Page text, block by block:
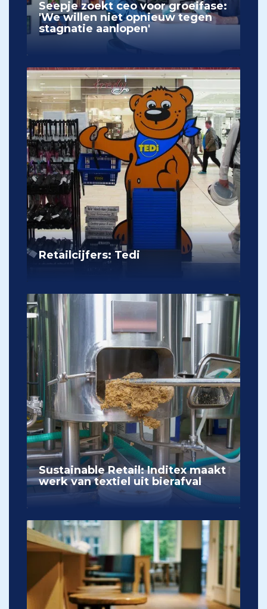
Seepje zoekt ceo voor groeifase:
'We willen niet opnieuw tegen
stagnatie aanlopen'
Retailcijfers: Tedi
Sustainable Retail: Inditex maakt
werk van textiel uit bierafval